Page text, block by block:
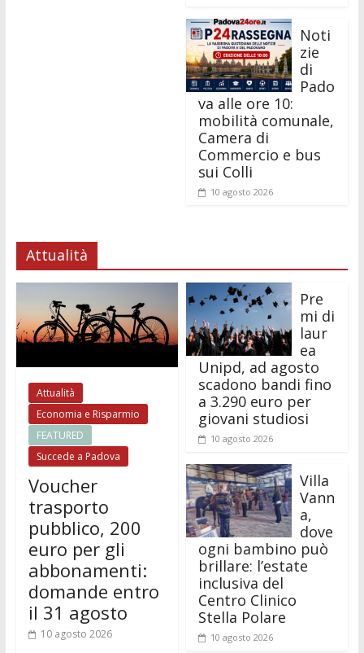
Noti
zie
di
Pado
va alle ore 10:
mobilità comunale,
Camera di
Commercio e bus
sui Colli
10 agosto 2026
Attualità
Attualità
Economia e Risparmio
FEATURED
Succede a Padova
Voucher
trasporto
pubblico, 200
euro per gli
abbonamenti:
domande entro
il 31 agosto
10 agosto 2026
Pre
mi di
laur
ea
Unipd, ad agosto
scadono bandi fino
a 3.290 euro per
giovani studiosi
10 agosto 2026
Villa
Vann
a,
dove
ogni bambino può
brillare: l’estate
inclusiva del
Centro Clinico
Stella Polare
10 agosto 2026